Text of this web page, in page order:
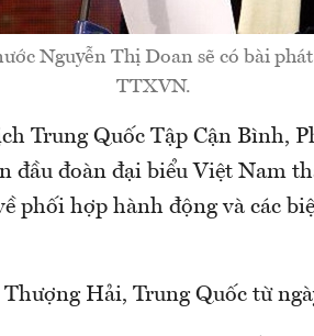
Nguyễn Thị Doan sẽ có bài
TTXVN.
Trung Quốc Tập Cận Bình,
đầu đoàn đại biểu Việt Nam
phối hợp hành động và các
Hải, Trung Quốc từ